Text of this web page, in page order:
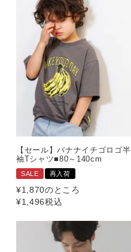
【セール】バナナイチゴロゴ半
袖Tシャツ■80～140cm
SALE 再入荷
¥1,870のところ
¥1,496税込